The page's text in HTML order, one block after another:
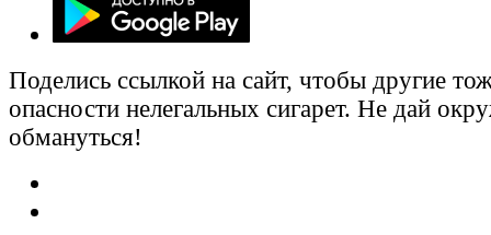
Поделись ссылкой на сайт, чтобы другие
опасности нелегальных сигарет. Не дай
обмануться!